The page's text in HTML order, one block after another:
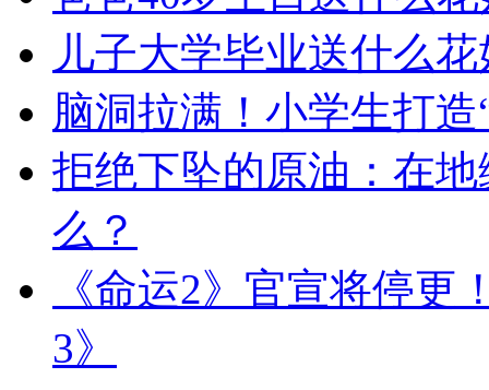
儿子大学毕业送什么
脑洞拉满！小学生打
拒绝下坠的原油：在
么？
《命运2》官宣将停更
3》